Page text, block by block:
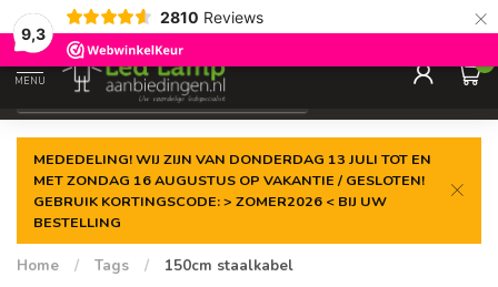
9,3
2810 Reviews ×
Gegarandeerde delaagste prijs
MENU
0
MEDEDELING! WIJ ZIJN VAN DONDERDAG 13 JULI TOT EN
MET ZONDAG 16 AUGUSTUS OP VAKANTIE / GESLOTEN!
GEBRUIK KORTINGSCODE: > ZOMER2026 < BIJ UW
BESTELLING
Home / Tags / 150cm staalkabel